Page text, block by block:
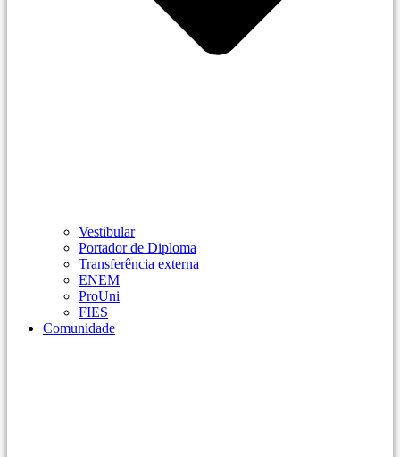
Vestibular
Portador de Diploma
Transferência externa
ENEM
ProUni
FIES
Comunidade